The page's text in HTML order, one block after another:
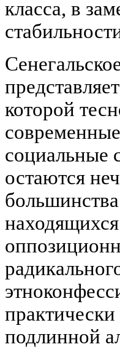
класса, в
которой
социальные
остаются
подлинной